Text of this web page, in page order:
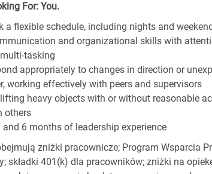
For: You.
a flexible schedule, including nights and
and organizational skills with
tasking
appropriately to changes in direction or
working effectively with peers and supervisors
heavy objects with or without reasonable
others
and 6 months of leadership experience
zniżki pracownicze; Program Wsparcia
składki 401(k) dla pracowników; zniżki na